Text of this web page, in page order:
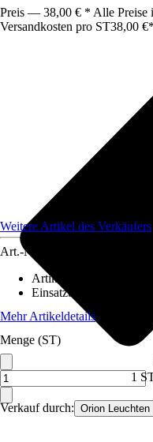
Preis — 38,00 € * Alle Preise
Versandkosten pro ST38,00 €*
Verkauf durch: Orion Leuchten
Weitere Artikel des Verkäufers
Art.-Nr.
Artikeltyp
Einsatzbereich
Mehr Artikeldetails
Menge (ST)
1